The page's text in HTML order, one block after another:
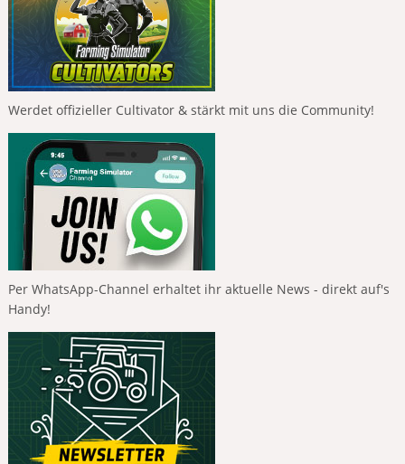
Werdet offizieller Cultivator & stärkt mit uns die Community!
Per WhatsApp-Channel erhaltet ihr aktuelle News - direkt auf's
Handy!